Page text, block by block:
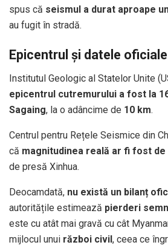
spus că seismul a durat aproape
au fugit în stradă.
Epicentrul și datele oficiale
Institutul Geologic al Statelor Unite
epicentrul cutremurului a fost la
Sagaing, la o adâncime de 10 km.
Centrul pentru Rețele Seismice din
că magnitudinea reală ar fi fost de
de presă Xinhua.
Deocamdată, nu există un bilanț
autoritățile estimează pierderi
este cu atât mai gravă cu cât
mijlocul unui război civil, ceea ce